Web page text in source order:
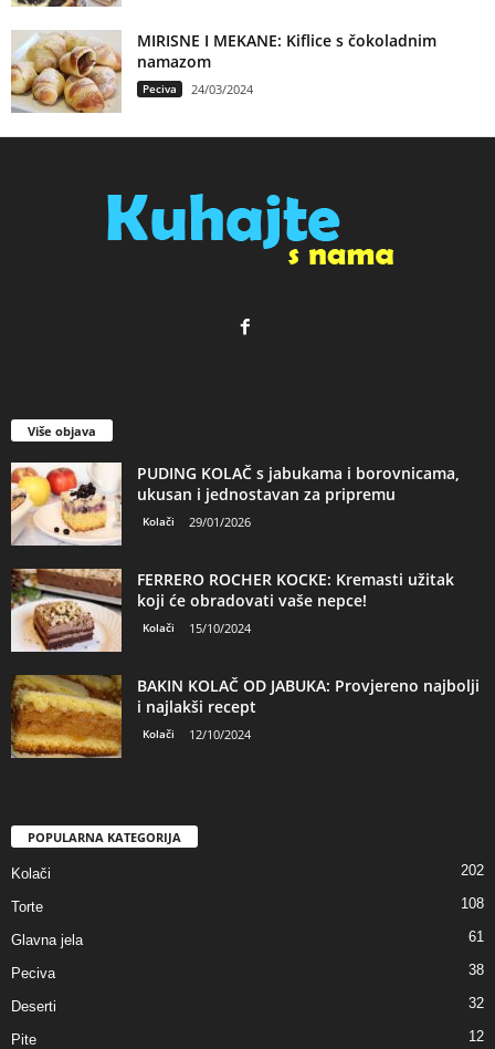
MIRISNE I MEKANE: Kiflice s čokoladnim
namazom
Peciva 24/03/2024
Više objava
PUDING KOLAČ s jabukama i borovnicama,
ukusan i jednostavan za pripremu
Kolači 29/01/2026
FERRERO ROCHER KOCKE: Kremasti užitak
koji će obradovati vaše nepce!
Kolači 15/10/2024
BAKIN KOLAČ OD JABUKA: Provjereno najbolji
i najlakši recept
Kolači 12/10/2024
POPULARNA KATEGORIJA
Kolači 202
Torte 108
Glavna jela 61
Peciva 38
Deserti 32
Pite 12